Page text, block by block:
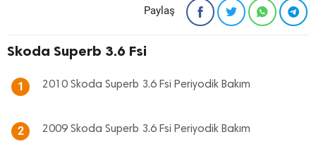
Paylaş
Skoda Superb 3.6 Fsi
1 2010 Skoda Superb 3.6 Fsi Periyodik Bakım
2 2009 Skoda Superb 3.6 Fsi Periyodik Bakım